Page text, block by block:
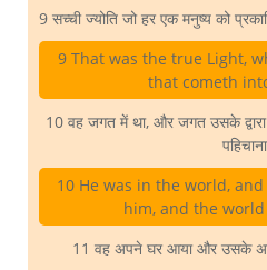
9 सच्ची ज्योति जो हर एक मनुष्य को
9 That was the true Light,
that cometh
10 वह जगत में था, और जगत उसके
10 He was in the world,
him, and the
11 वह अपने घर आया और उसके